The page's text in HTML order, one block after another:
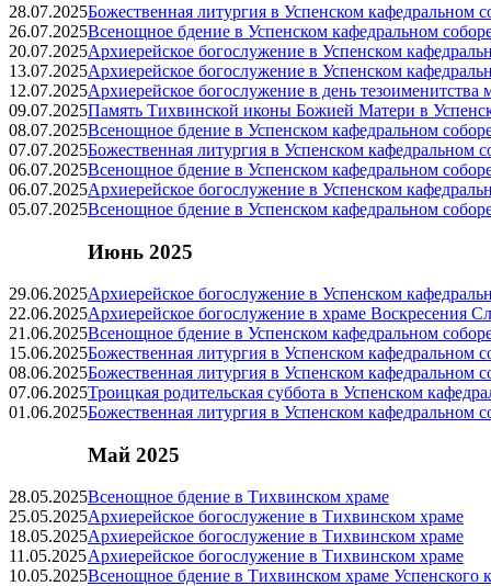
28.07.2025Божественная литургия в Успенском кафедральном
26.07.2025Всенощное бдение в Успенском кафедральном
20.07.2025Архиерейское богослужение в Успенском
13.07.2025Архиерейское богослужение в Успенском
12.07.2025Архиерейское богослужение в день
09.07.2025Память Тихвинской иконы Божией Матери в
08.07.2025Всенощное бдение в Успенском кафедральном
07.07.2025Божественная литургия в Успенском кафедральном
06.07.2025Всенощное бдение в Успенском кафедральном
06.07.2025Архиерейское богослужение в Успенском
05.07.2025Всенощное бдение в Успенском кафедральном
Июнь 2025
29.06.2025Архиерейское богослужение в Успенском
22.06.2025Архиерейское богослужение в храме Воскресения
21.06.2025Всенощное бдение в Успенском кафедральном
15.06.2025Божественная литургия в Успенском кафедральном
08.06.2025Божественная литургия в Успенском кафедральном
07.06.2025Троицкая родительская суббота в Успенском
01.06.2025Божественная литургия в Успенском кафедральном
Май 2025
28.05.2025Всенощное бдение в Тихвинском храме
25.05.2025Архиерейское богослужение в Тихвинском храме
18.05.2025Архиерейское богослужение в Тихвинском храме
11.05.2025Архиерейское богослужение в Тихвинском храме
10.05.2025Всенощное бдение в Тихвинском храме Успенского